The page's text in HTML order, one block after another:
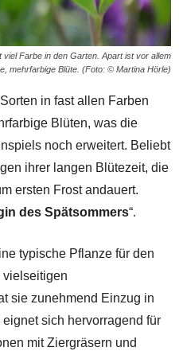
Farbe in den Garten. Apart ist vor allem
mehrfarbige Blüte. (Foto: © Martina Hörle)
in fast allen Farben
Blüten, was die
noch erweitert. Beliebt
ihrer langen Blütezeit, die
ersten Frost andauert.
des Spätsommers“.
typische Pflanze für den
vielseitigen
sie zunehmend Einzug in
sich hervorragend für
mit Ziergräsern und